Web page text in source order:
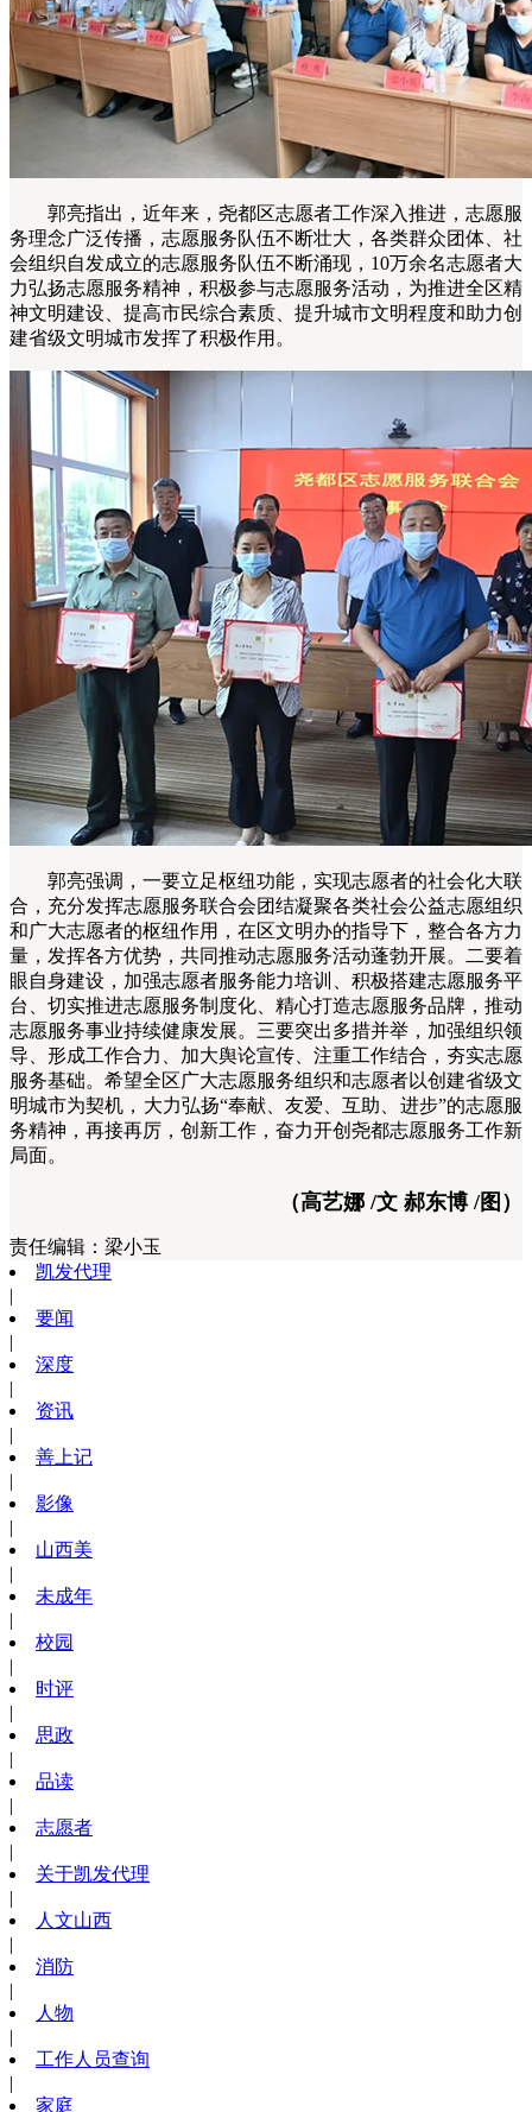
郭亮指出，近年来，尧都区志愿者工作深入推进，志愿服
务理念广泛传播，志愿服务队伍不断壮大，各类群众团体、社
会组织自发成立的志愿服务队伍不断涌现，10万余名志愿者大
力弘扬志愿服务精神，积极参与志愿服务活动，为推进全区精
神文明建设、提高市民综合素质、提升城市文明程度和助力创
建省级文明城市发挥了积极作用。
郭亮强调，一要立足枢纽功能，实现志愿者的社会化大联
合，充分发挥志愿服务联合会团结凝聚各类社会公益志愿组织
和广大志愿者的枢纽作用，在区文明办的指导下，整合各方力
量，发挥各方优势，共同推动志愿服务活动蓬勃开展。二要着
眼自身建设，加强志愿者服务能力培训、积极搭建志愿服务平
台、切实推进志愿服务制度化、精心打造志愿服务品牌，推动
志愿服务事业持续健康发展。三要突出多措并举，加强组织领
导、形成工作合力、加大舆论宣传、注重工作结合，夯实志愿
服务基础。希望全区广大志愿服务组织和志愿者以创建省级文
明城市为契机，大力弘扬“奉献、友爱、互助、进步”的志愿服
务精神，再接再厉，创新工作，奋力开创尧都志愿服务工作新
局面。
（高艺娜 /文 郝东博 /图）
责任编辑： 梁小玉
凯发代理
|
要闻
|
深度
|
资讯
|
善上记
|
影像
|
山西美
|
未成年
|
校园
|
时评
|
思政
|
品读
|
志愿者
|
关于凯发代理
|
人文山西
|
消防
|
人物
|
工作人员查询
|
家庭